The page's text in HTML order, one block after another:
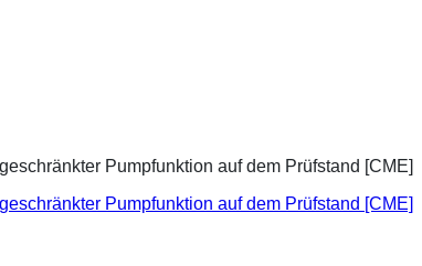
Pumpfunktion auf dem Prüfstand [CME]